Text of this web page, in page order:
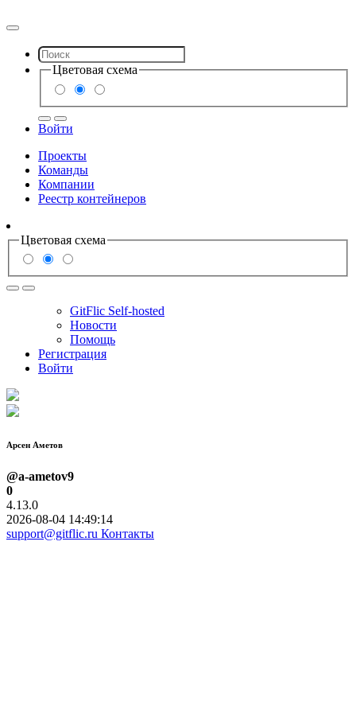
Цветовая схема
Войти
Проекты
Команды
Компании
Реестр контейнеров
Цветовая схема
GitFlic Self-hosted
Новости
Помощь
Регистрация
Войти
Арсен Аметов
@a-ametov9
0
4.13.0
2026-08-04 14:49:14
support@gitflic.ru Контакты